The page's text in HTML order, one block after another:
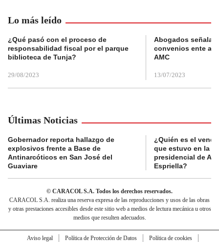
Lo más leído
¿Qué pasó con el proceso de
responsabilidad fiscal por el parque
biblioteca de Tunja?
29/08/2023
Abogados
convenios ente
AMC
13/07/2023
Últimas Noticias
Gobernador reporta hallazgo de
explosivos frente a Base de
Antinarcóticos en San José del
Guaviare
¿Quién es el
que estuvo en la
presidencial de
Espriella?
© CARACOL S.A. Todos los derechos reservados.
CARACOL S.A. realiza una reserva expresa de las reproducciones y usos de las obras
y otras prestaciones accesibles desde este sitio web a medios de lectura mecánica u otros
medios que resulten adecuados.
Aviso legal Política de Protección de Datos
Política de cookies